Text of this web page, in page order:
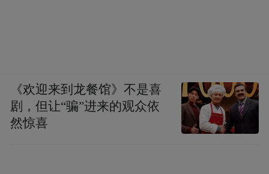
《欢迎来到龙餐馆》不是喜
剧，但让“骗”进来的观众依
然惊喜